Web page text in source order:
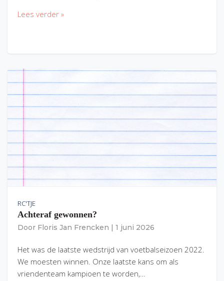
Lees verder »
RC'TJE
Achteraf gewonnen?
Door Floris Jan Frencken 1 juni 2026
Het was de laatste wedstrijd van voetbalseizoen 2022.
We moesten winnen. Onze laatste kans om als
vriendenteam kampioen te worden,…